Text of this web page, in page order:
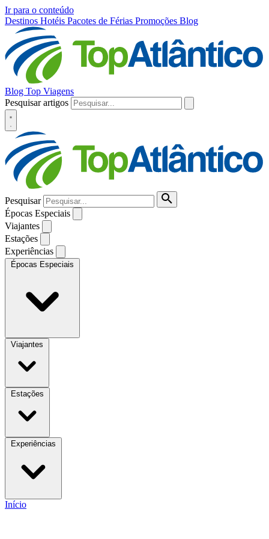
Ir para o conteúdo
Destinos Hotéis Pacotes de Férias Promoções Blog
Blog Top Viagens
Pesquisar artigos
Pesquisar
Épocas Especiais
Viajantes
Estações
Experiências
Épocas Especiais
Viajantes
Estações
Experiências
Início